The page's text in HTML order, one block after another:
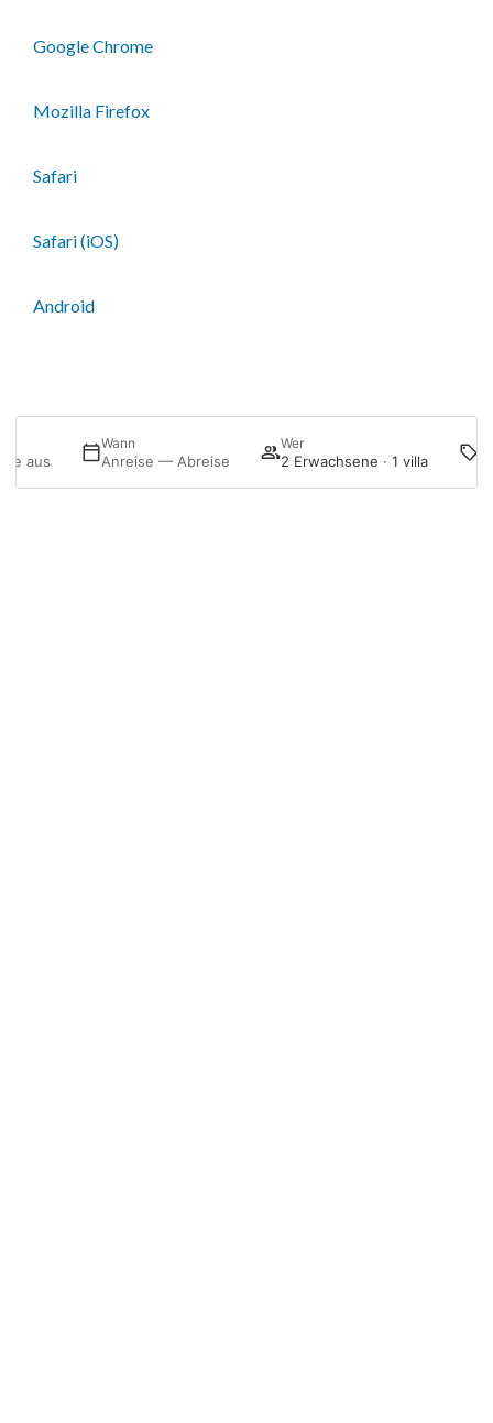
Google Chrome
Mozilla Firefox
Safari
Safari (iOS)
Android
Folge uns auf Instagram
@menurka_
aus
Wann
Anreise — Abreise
Wer
2 Erwachsene · 1 villa